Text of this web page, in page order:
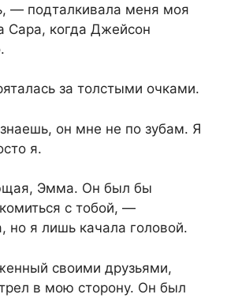
— подталкивала меня моя
Сара, когда Джейсон
за толстыми очками.
он мне не по зубам. Я
я.
Эмма. Он был бы
с тобой, —
но я лишь качала головой.
своими друзьями,
в мою сторону. Он был